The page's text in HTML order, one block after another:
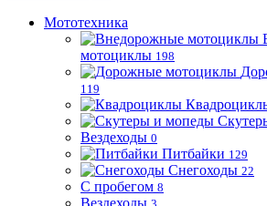
Мототехника
мотоциклы 198
119
Вездеходы 0
Питбайки 129
Снегоходы 22
С пробегом 8
Вездеходы